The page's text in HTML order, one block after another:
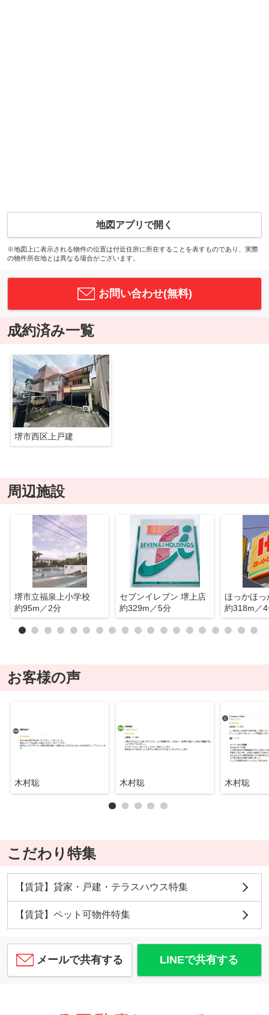
地図アプリで開く
※地図上に表示される物件の位置は付近住所に所在することを表すものであり、実際
の物件所在地とは異なる場合がございます。
お問い合わせ(無料)
成約済み一覧
堺市西区上戸建
周辺施設
堺市立福泉上小学校
約95m／2分
セブンイレブン 堺上店
約329m／5分
約318m／
お客様の声
木村聡 木村聡 木村聡
こだわり特集
【賃貸】貸家・戸建・テラスハウス特集
【賃貸】ペット可物件特集
メールで共有する LINEで共有する